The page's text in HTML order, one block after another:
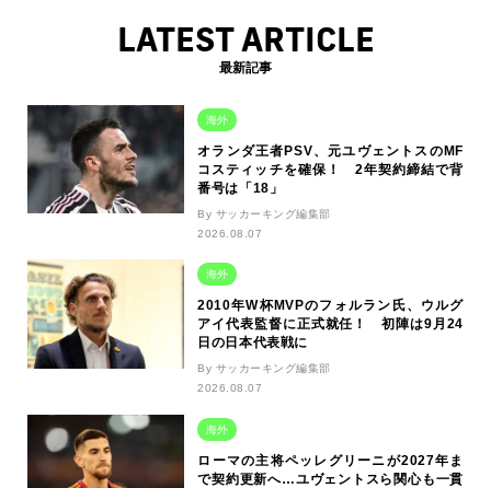
LATEST ARTICLE
最新記事
海外
オランダ王者PSV、元ユヴェントスのMF
コスティッチを確保！ 2年契約締結で背
番号は「18」
By サッカーキング編集部
2026.08.07
海外
2010年W杯MVPのフォルラン氏、ウルグ
アイ代表監督に正式就任！ 初陣は9月24
日の日本代表戦に
By サッカーキング編集部
2026.08.07
海外
ローマの主将ペッレグリーニが2027年ま
で契約更新へ…ユヴェントスら関心も一貫